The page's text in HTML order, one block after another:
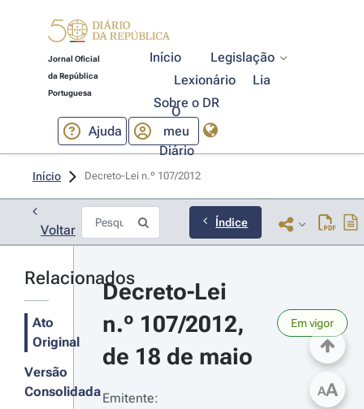
Jornal Oficial
da República
Portuguesa
Início
Legislação
Lexionário
Lia
Sobre o DR
Ajuda
O
meu
Diário
Início Decreto-Lei n.º 107/2012
Voltar
Índice
Relacionados
Ato
Original
Versão
Consolidada
Decreto-Lei
n.º 107/2012,
de 18 de maio
Em vigor
Emitente:
AA